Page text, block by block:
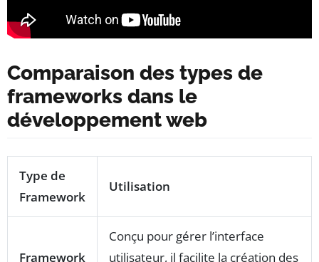
Comparaison des types de
frameworks dans le
développement web
Type de
Framework
Utilisation
Framework
Conçu pour gérer l’interface
utilisateur, il facilite la création des